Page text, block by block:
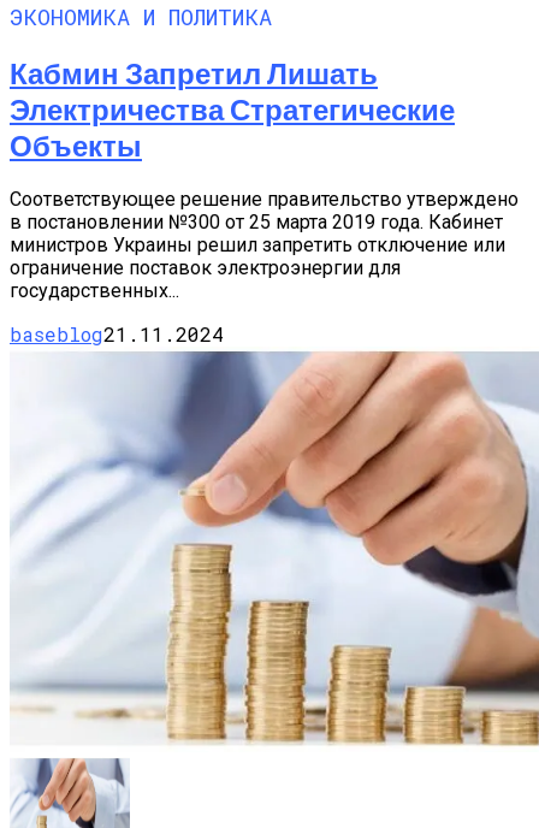
ЭКОНОМИКА И ПОЛИТИКА
Кабмин Запретил Лишать
Электричества Стратегические
Объекты
Соответствующее решение правительство утверждено
в постановлении №300 от 25 марта 2019 года. Кабинет
министров Украины решил запретить отключение или
ограничение поставок электроэнергии для
государственных...
baseblog21.11.2024